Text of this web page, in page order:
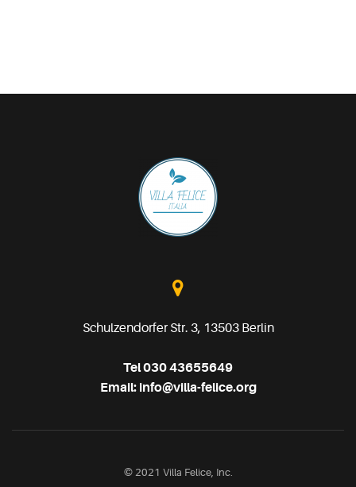
Schulzendorfer Str. 3, 13503 Berlin
Tel030 43655649
Email: info@villa-felice.org
© 2021 Villa Felice, Inc.